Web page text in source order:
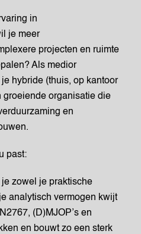
in
je meer
projecten en ruimte
Als medior
hybride (thuis, op kantoor
groeiende organisatie die
en
past:
zowel je praktische
analytisch vermogen kwijt
(D)MJOP’s en
en bouwt zo een sterk